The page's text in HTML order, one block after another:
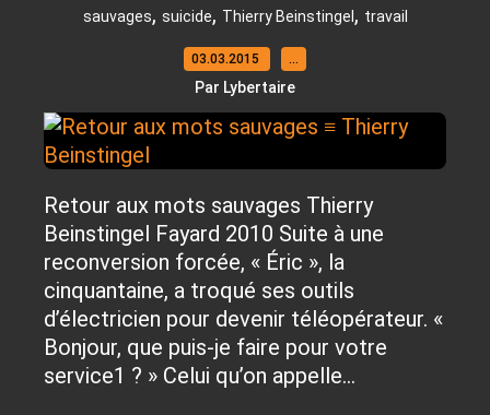
sauvages, suicide, Thierry Beinstingel , travail
03.03.2015 …
Par Lybertaire
Retour aux mots sauvages Thierry
Beinstingel Fayard 2010 Suite à une
reconversion forcée, « Éric », la
cinquantaine, a troqué ses outils
d’électricien pour devenir téléopérateur. «
Bonjour, que puis-je faire pour votre
service1 ? » Celui qu’on appelle...